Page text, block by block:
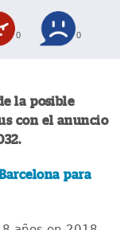
0 0
la posible
con el anuncio
para